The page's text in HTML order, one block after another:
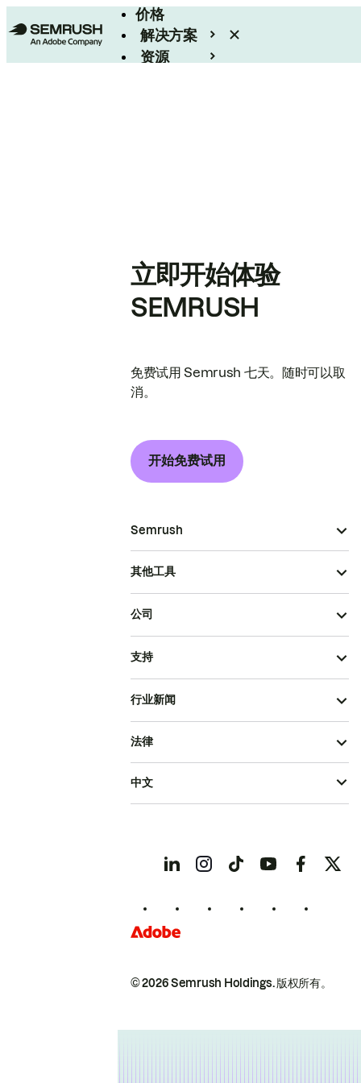
价格
解决方案
资源
立即开始体验
SEMRUSH
免费试用 Semrush 七天。随时可以取
消。
开始免费试用
Semrush
其他工具
公司
支持
行业新闻
© 2026 Semrush Holdings.版权所有。
法律
中文